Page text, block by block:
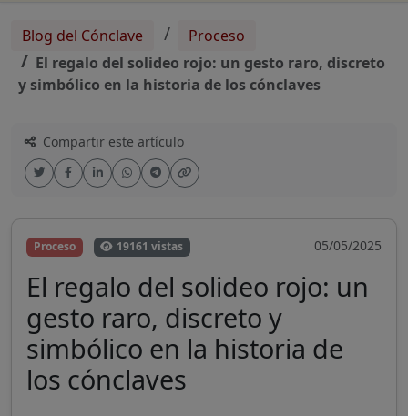
Blog del Cónclave
Proceso
El regalo del solideo rojo: un gesto raro, discreto
y simbólico en la historia de los cónclaves
Compartir este artículo
Proceso 19161 vistas 05/05/2025
El regalo del solideo rojo: un
gesto raro, discreto y
simbólico en la historia de
los cónclaves